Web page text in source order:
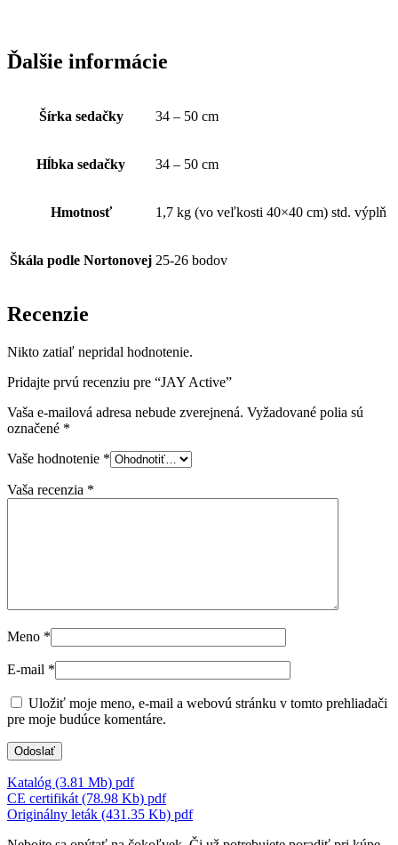
Ďalšie informácie
Šírka sedačky 34 – 50 cm
Hĺbka sedačky 34 – 50 cm
Hmotnosť 1,7 kg (vo veľkosti 40×40 cm) std. výplň
Škála podle Nortonovej 25-26 bodov
Recenzie
Nikto zatiaľ nepridal hodnotenie.
Pridajte prvú recenziu pre “JAY Active”
Vaša e-mailová adresa nebude zverejnená. Vyžadované polia sú
označené *
Vaše hodnotenie *
Vaša recenzia *
Meno *
E-mail *
Uložiť moje meno, e-mail a webovú stránku v tomto prehliadači
pre moje budúce komentáre.
Katalóg (3.81 Mb) pdf
CE certifikát (78.98 Kb) pdf
Originálny leták (431.35 Kb) pdf